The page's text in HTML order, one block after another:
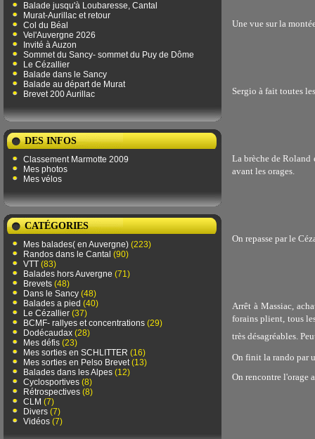
Balade jusqu'à Loubaresse, Cantal
Murat-Aurillac et retour
Col du Béal
Vel'Auvergne 2026
Invité à Auzon
Sommet du Sancy- sommet du Puy de Dôme
Le Cézallier
Balade dans le Sancy
Balade au départ de Murat
Brevet 200 Aurillac
DES INFOS
Classement Marmotte 2009
Mes photos
Mes vélos
CATÉGORIES
Mes balades( en Auvergne) (223)
Randos dans le Cantal (90)
VTT (83)
Balades hors Auvergne (71)
Brevets (48)
Dans le Sancy (48)
Balades a pied (40)
Le Cézallier (37)
BCMF- rallyes et concentrations (29)
Dodécaudax (28)
Mes défis (23)
Mes sorties en SCHLITTER (16)
Mes sorties en Pelso Brevet(13)
Balades dans les Alpes (12)
Cyclosportives (8)
Rétrospectives (8)
CLM (7)
Divers (7)
Vidéos (7)
Une vue sur la
Sergio à fait toutes
La brèche de Roland
avant les orages.
On repasse par le
Arrêt à Massiac,
forains plient, tous
très désagréables.
On finit la rando par
On rencontre l'orage